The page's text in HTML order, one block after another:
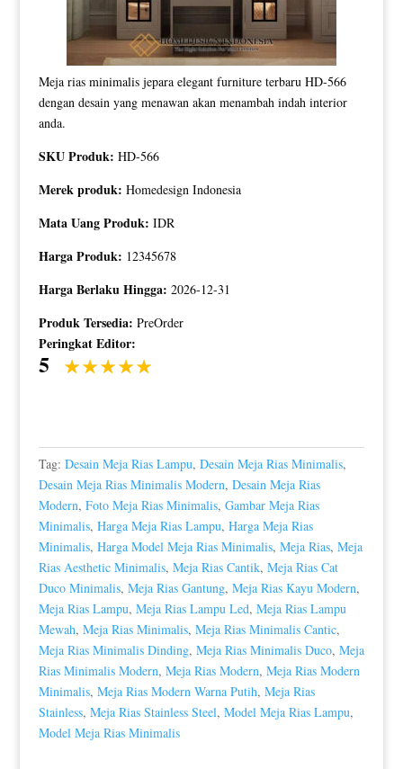
Meja rias minimalis jepara elegant furniture terbaru HD-566
dengan desain yang menawan akan menambah indah interior
anda.
SKU Produk: HD-566
Merek produk: Homedesign Indonesia
Mata Uang Produk: IDR
Harga Produk: 12345678
Harga Berlaku Hingga: 2026-12-31
Produk Tersedia: PreOrder
Peringkat Editor:
5
Tag: Desain Meja Rias Lampu, Desain Meja Rias Minimalis,
Desain Meja Rias Minimalis Modern, Desain Meja Rias
Modern, Foto Meja Rias Minimalis, Gambar Meja Rias
Minimalis, Harga Meja Rias Lampu, Harga Meja Rias
Minimalis, Harga Model Meja Rias Minimalis, Meja Rias, Meja
Rias Aesthetic Minimalis, Meja Rias Cantik, Meja Rias Cat
Duco Minimalis, Meja Rias Gantung, Meja Rias Kayu Modern,
Meja Rias Lampu, Meja Rias Lampu Led, Meja Rias Lampu
Mewah, Meja Rias Minimalis, Meja Rias Minimalis Cantic,
Meja Rias Minimalis Dinding, Meja Rias Minimalis Duco, Meja
Rias Minimalis Modern, Meja Rias Modern, Meja Rias Modern
Minimalis, Meja Rias Modern Warna Putih, Meja Rias
Stainless, Meja Rias Stainless Steel, Model Meja Rias Lampu,
Model Meja Rias Minimalis